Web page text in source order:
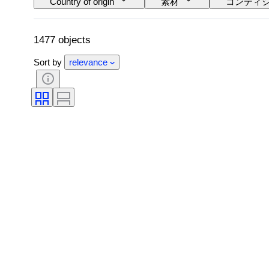
レンズマウント
ビデオレコーダータイプ
1477 objects
Sort by relevance